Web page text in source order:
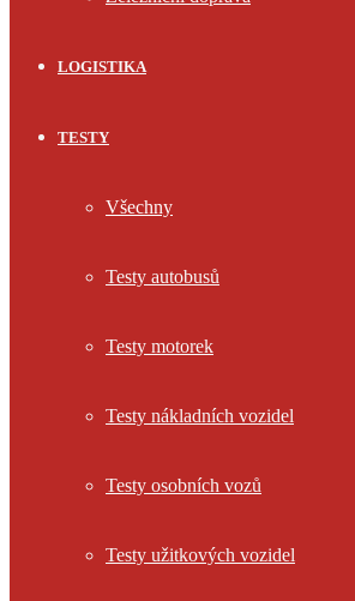
LOGISTIKA
TESTY
Všechny
Testy autobusů
Testy motorek
Testy nákladních vozidel
Testy osobních vozů
Testy užitkových vozidel